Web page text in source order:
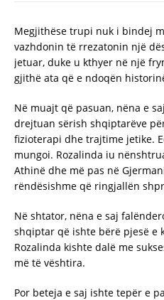
Megjithëse trupi nuk i bindej
vazhdonin të rrezatonin një
jetuar, duke u kthyer në një
gjithë ata që e ndoqën
Në muajt që pasuan, nëna e
drejtuan sërish shqiptarëve
fizioterapi dhe trajtime jetike.
mungoi. Rozalinda iu
Athinë dhe më pas në
rëndësishme që ringjallën
Në shtator, nëna e saj
shqiptar që ishte bërë pjesë e
Rozalinda kishte dalë me
më të vështira.
Por beteja e saj ishte tepër e